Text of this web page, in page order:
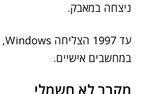
ניצחה במאבק.
במחשבים אישיים.
מקרר לא חשמלי